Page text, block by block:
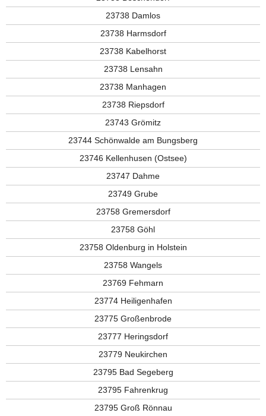
23738 Damlos
23738 Harmsdorf
23738 Kabelhorst
23738 Lensahn
23738 Manhagen
23738 Riepsdorf
23743 Grömitz
23744 Schönwalde am Bungsberg
23746 Kellenhusen (Ostsee)
23747 Dahme
23749 Grube
23758 Gremersdorf
23758 Göhl
23758 Oldenburg in Holstein
23758 Wangels
23769 Fehmarn
23774 Heiligenhafen
23775 Großenbrode
23777 Heringsdorf
23779 Neukirchen
23795 Bad Segeberg
23795 Fahrenkrug
23795 Groß Rönnau